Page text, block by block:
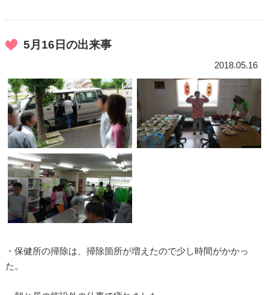
5月16日の出来事
2018.05.16
・保健所の掃除は、掃除箇所が増えたので少し時間がかかっ
た。